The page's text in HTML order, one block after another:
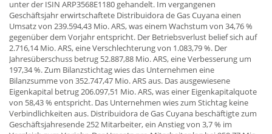
unter der ISIN ARP3568E1180 gehandelt. Im vergangenen
Geschäftsjahr erwirtschaftete Distribuidora de Gas Cuyana einen
Umsatz von 239.594,43 Mio. ARS, was einem Wachstum von 34,76 %
gegenüber dem Vorjahr entspricht. Der Betriebsverlust belief sich auf
2.716,14 Mio. ARS, eine Verschlechterung von 1.083,79 %. Der
Jahresüberschuss betrug 52.887,88 Mio. ARS, eine Verbesserung um
197,34 %. Zum Bilanzstichtag wies das Unternehmen eine
Bilanzsumme von 352.747,47 Mio. ARS aus. Das ausgewiesene
Eigenkapital betrug 206.097,51 Mio. ARS, was einer Eigenkapitalquote
von 58,43 % entspricht. Das Unternehmen wies zum Stichtag keine
Verbindlichkeiten aus. Distribuidora de Gas Cuyana beschäftigte zum
Geschäftsjahresende 252 Mitarbeiter, ein Anstieg von 3,7 % im